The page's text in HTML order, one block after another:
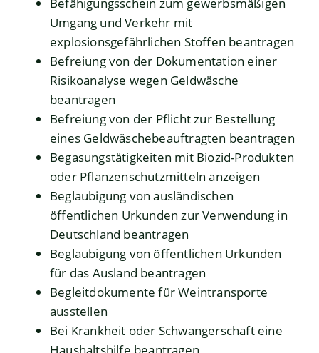
Befähigungsschein zum gewerbsmäßigen
Umgang und Verkehr mit
explosionsgefährlichen Stoffen beantragen
Befreiung von der Dokumentation einer
Risikoanalyse wegen Geldwäsche
beantragen
Befreiung von der Pflicht zur Bestellung
eines Geldwäschebeauftragten beantragen
Begasungstätigkeiten mit Biozid-Produkten
oder Pflanzenschutzmitteln anzeigen
Beglaubigung von ausländischen
öffentlichen Urkunden zur Verwendung in
Deutschland beantragen
Beglaubigung von öffentlichen Urkunden
für das Ausland beantragen
Begleitdokumente für Weintransporte
ausstellen
Bei Krankheit oder Schwangerschaft eine